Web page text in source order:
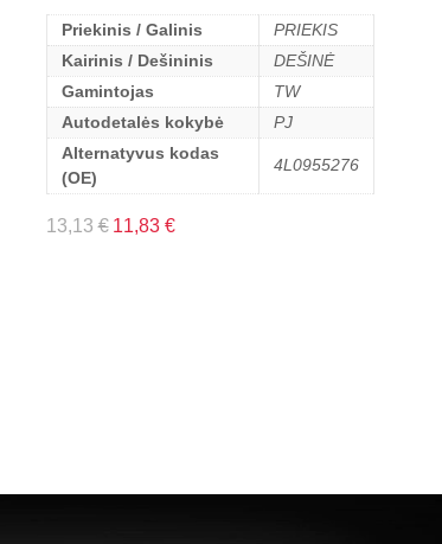
Priekinis / Galinis
PRIEKIS
Kairinis / Dešininis
DEŠINĖ
Gamintojas
TW
Autodetalės kokybė
PJ
Alternatyvus kodas
(OE)
4L0955276
13,13€ 11,83 €